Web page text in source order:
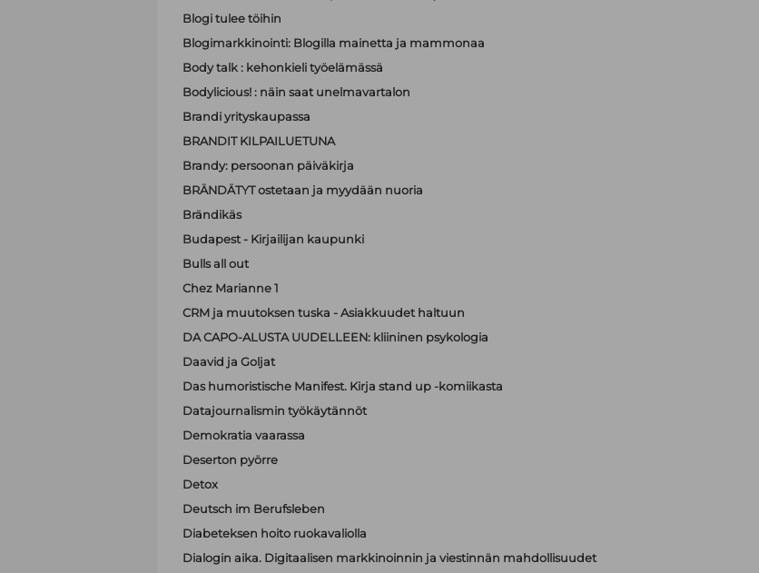
Blogi tulee töihin
Blogimarkkinointi: Blogilla mainetta ja mammonaa
Body talk : kehonkieli työelämässä
Bodylicious! : näin saat unelmavartalon
Brandi yrityskaupassa
BRANDIT KILPAILUETUNA
Brandy: persoonan päiväkirja
BRÄNDÄTYT ostetaan ja myydään nuoria
Brändikäs
Budapest - Kirjailijan kaupunki
Bulls all out
Chez Marianne 1
CRM ja muutoksen tuska - Asiakkuudet haltuun
DA CAPO-ALUSTA UUDELLEEN: kliininen psykologia
Daavid ja Goljat
Das humoristische Manifest. Kirja stand up -komiikasta
Datajournalismin työkäytännöt
Demokratia vaarassa
Deserton pyörre
Detox
Deutsch im Berufsleben
Diabeteksen hoito ruokavaliolla
Dialogin aika. Digitaalisen markkinoinnin ja viestinnän mahdollisuudet